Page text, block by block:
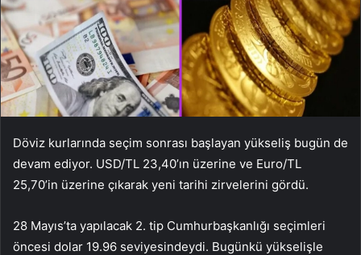
Döviz kurlarında seçim sonrası başlayan yükseliş bugün de
devam ediyor. USD/TL 23,40’ın üzerine ve Euro/TL
25,70’in üzerine çıkarak yeni tarihi zirvelerini gördü.
28 Mayıs’ta yapılacak 2. tip Cumhurbaşkanlığı seçimleri
öncesi dolar 19.96 seviyesindeydi. Bugünkü yükselişle